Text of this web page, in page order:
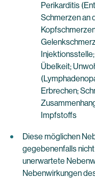
Perikarditis
Schmerzen an
Übelkeit;
Erbrechen;
Impfstoffs
Diese möglichen
gegebenenfalls
unerwartete
Nebenwirkungen